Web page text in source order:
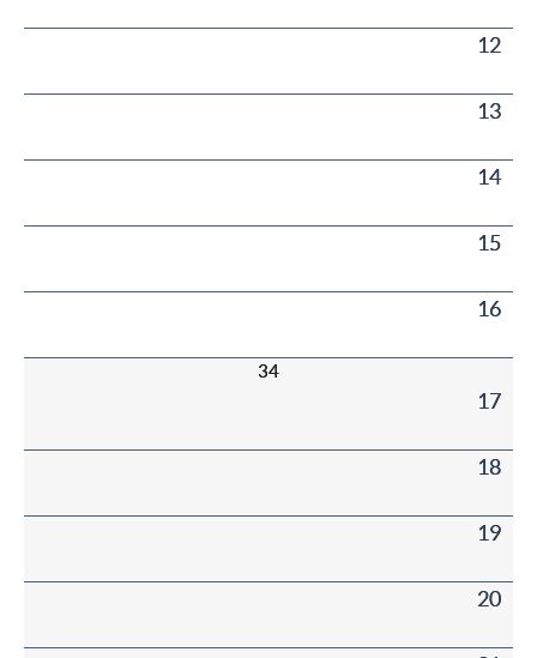
12
13
14
15
16
34
17
18
19
20